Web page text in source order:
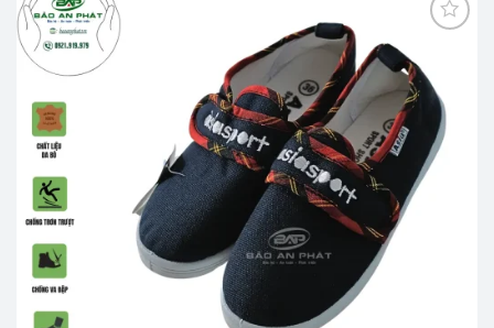
wishlist